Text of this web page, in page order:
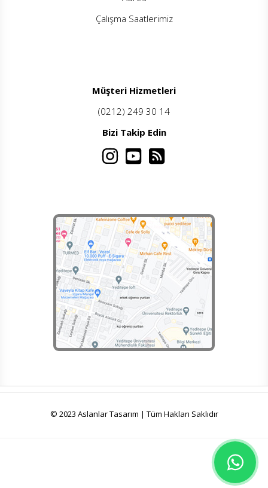
Çalışma Saatlerimiz
Müşteri Hizmetleri
(0212) 249 30 14
Bizi Takip Edin
© 2023 Aslanlar Tasarım | Tüm Hakları Saklıdır